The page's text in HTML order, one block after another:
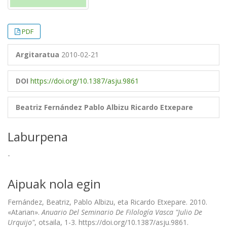
PDF
Argitaratua 2010-02-21
DOI https://doi.org/10.1387/asju.9861
Beatriz Fernández Pablo Albizu Ricardo Etxepare
Laburpena
-
Aipuak nola egin
Fernández, Beatriz, Pablo Albizu, eta Ricardo Etxepare. 2010.
«Atarian».Anuario Del Seminario De Filología Vasca "Julio De
Urquijo", otsaila, 1-3. https://doi.org/10.1387/asju.9861.